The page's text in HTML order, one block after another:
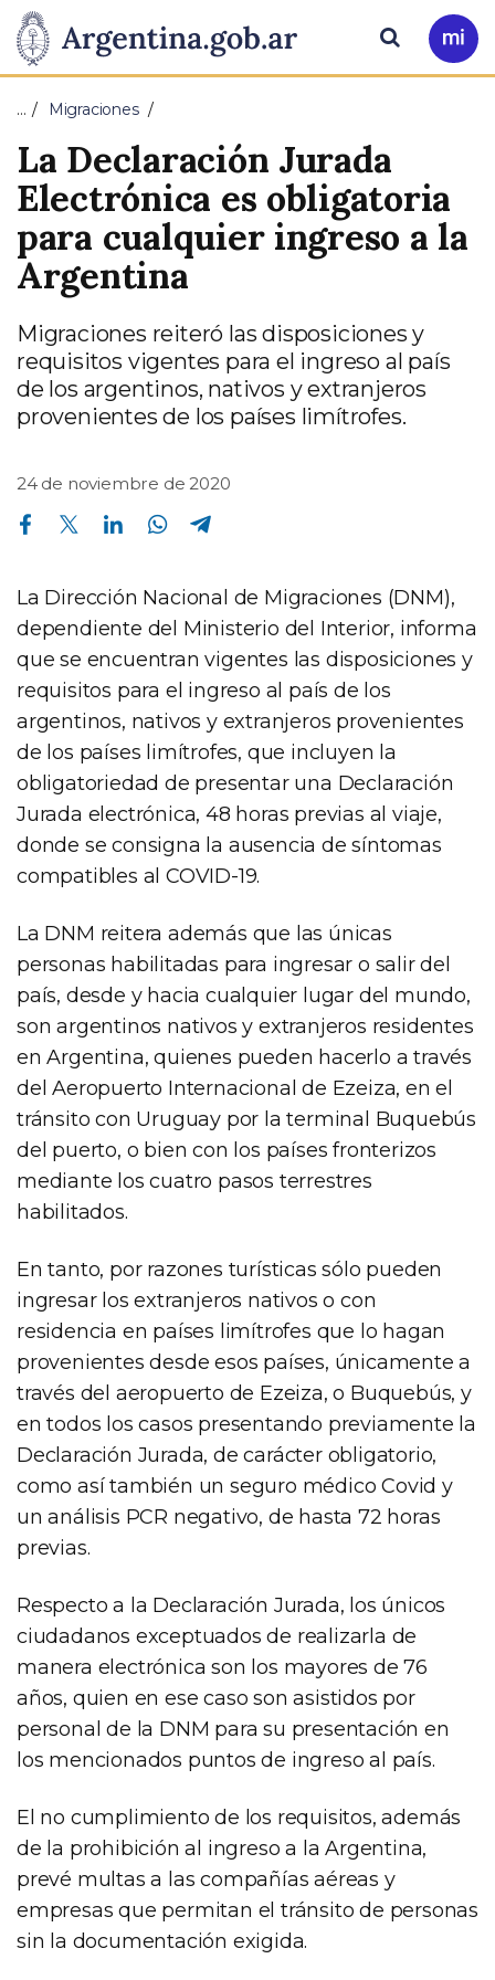
Presidencia
de
la
Nación
Pasar al contenido principal
Ir
a
Buscar
… Migraciones
La Declaración Jurada
Electrónica es obligatoria
para cualquier ingreso a la
Argentina
Migraciones reiteró las disposiciones y
requisitos vigentes para el ingreso al país
de los argentinos, nativos y extranjeros
provenientes de los países limítrofes.
24 de noviembre de 2020
Compartir en Facebook Compartir en Twitter Compartir en Linkedin Compartir en Whatsapp
La Dirección Nacional de Migraciones (DNM),
dependiente del Ministerio del Interior, informa
que se encuentran vigentes las disposiciones y
requisitos para el ingreso al país de los
argentinos, nativos y extranjeros provenientes
de los países limítrofes, que incluyen la
obligatoriedad de presentar una Declaración
Jurada electrónica, 48 horas previas al viaje,
donde se consigna la ausencia de síntomas
compatibles al COVID-19.
La DNM reitera además que las únicas
personas habilitadas para ingresar o salir del
país, desde y hacia cualquier lugar del mundo,
son argentinos nativos y extranjeros residentes
en Argentina, quienes pueden hacerlo a través
del Aeropuerto Internacional de Ezeiza, en el
tránsito con Uruguay por la terminal Buquebús
del puerto, o bien con los países fronterizos
mediante los cuatro pasos terrestres
habilitados.
En tanto, por razones turísticas sólo pueden
ingresar los extranjeros nativos o con
residencia en países limítrofes que lo hagan
provenientes desde esos países, únicamente a
través del aeropuerto de Ezeiza, o Buquebús, y
en todos los casos presentando previamente la
Declaración Jurada, de carácter obligatorio,
como así también un seguro médico Covid y
un análisis PCR negativo, de hasta 72 horas
previas.
Respecto a la Declaración Jurada, los únicos
ciudadanos exceptuados de realizarla de
manera electrónica son los mayores de 76
años, quien en ese caso son asistidos por
personal de la DNM para su presentación en
los mencionados puntos de ingreso al país.
El no cumplimiento de los requisitos, además
de la prohibición al ingreso a la Argentina,
prevé multas a las compañías aéreas y
empresas que permitan el tránsito de personas
sin la documentación exigida.